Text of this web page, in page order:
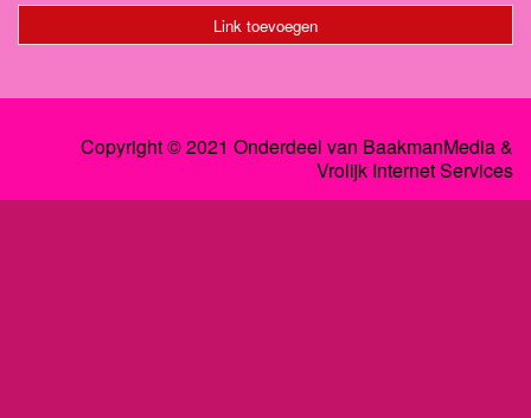
Link toevoegen
Copyright © 2021 Onderdeel van BaakmanMedia&
Vrolijk Internet Services